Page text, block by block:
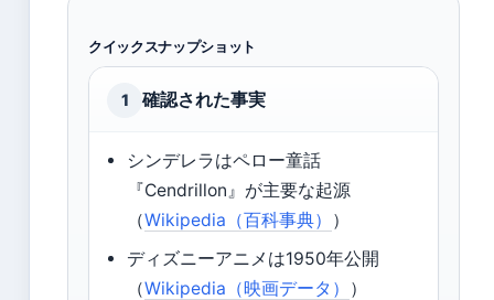
クイックスナップショット
1 確認された事実
シンデレラはペロー童話
『Cendrillon』が主要な起源
（Wikipedia（百科事典） ）
ディズニーアニメは1950年公開
（Wikipedia（映画データ） ）